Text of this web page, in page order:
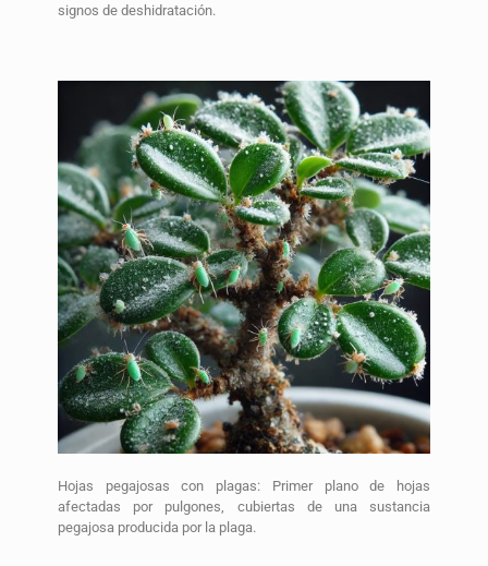
signos de deshidratación.
Hojas pegajosas con plagas: Primer plano de hojas
afectadas por pulgones, cubiertas de una sustancia
pegajosa producida por la plaga.